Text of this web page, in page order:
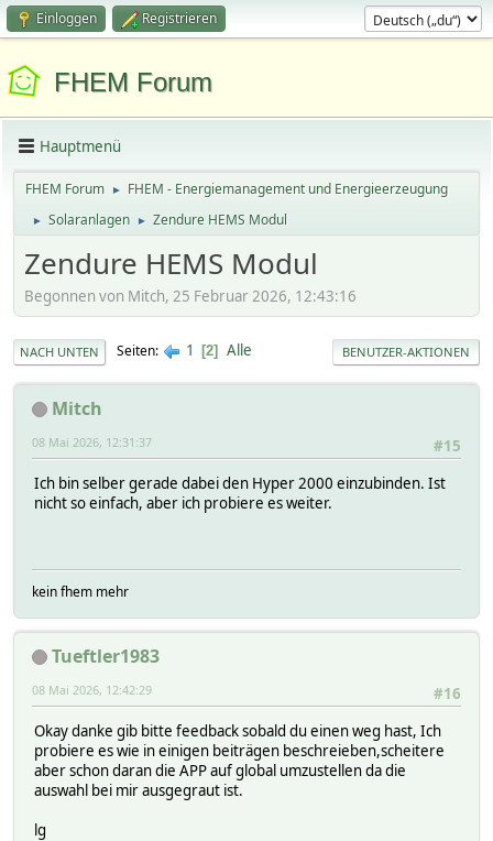
Einloggen Registrieren
FHEM Forum
Hauptmenü
FHEM Forum ► FHEM - Energiemanagement und Energieerzeugung
► Solaranlagen ► Zendure HEMS Modul
Zendure HEMS Modul
Begonnen von Mitch, 25 Februar 2026, 12:43:16
NACH UNTEN Seiten 1 2 Alle BENUTZER-AKTIONEN
Mitch
#15
08 Mai 2026, 12:31:37
Ich bin selber gerade dabei den Hyper 2000 einzubinden. Ist
nicht so einfach, aber ich probiere es weiter.
kein fhem mehr
Tueftler1983
#16
08 Mai 2026, 12:42:29
Okay danke gib bitte feedback sobald du einen weg hast, Ich
probiere es wie in einigen beiträgen beschreieben,scheitere
aber schon daran die APP auf global umzustellen da die
auswahl bei mir ausgegraut ist.
lg